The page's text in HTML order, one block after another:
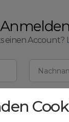
einen Account?